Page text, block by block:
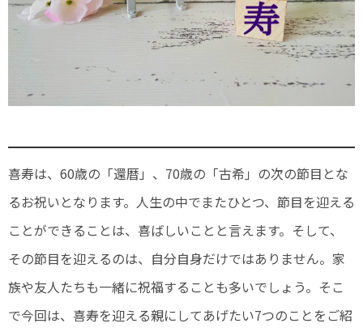
喜寿は、60歳の「還暦」、70歳の「古希」の次の節目とな
るお祝いとなります。人生の中でまたひとつ、節目を迎える
ことができることは、喜ばしいことと言えます。そして、
その節目を迎えるのは、自分自身だけではありません。家
族や友人たちも一緒に祝福することも多いでしょう。そこ
で今回は、喜寿を迎える親にしてあげたい7つのことをご紹